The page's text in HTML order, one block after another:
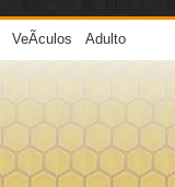
VeÃ­culos Adulto